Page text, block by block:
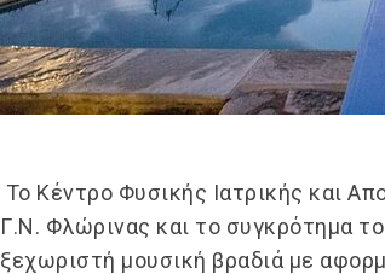
Το Κέντρο Φυσικής Ιατρικής και
Γ.Ν. Φλώρινας και το συγκρότημα
ξεχωριστή μουσική βραδιά με